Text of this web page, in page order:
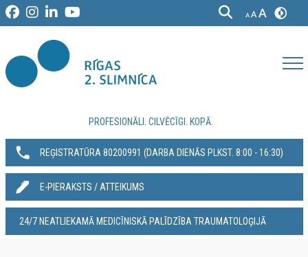
PROFESIONĀLI. CILVĒCĪGI. KOPĀ.
REĢISTRATŪRA 80200991‬ (DARBA DIENĀS PLKST. 8:00 - 16:30)
E-PIERAKSTS / ATTEIKUMS
24/7 NEATLIEKAMĀ MEDICĪNISKĀ PALĪDZĪBA TRAUMATOLOĢIJĀ